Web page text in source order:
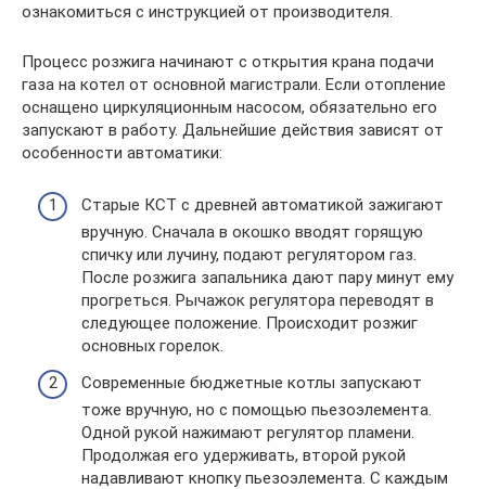
ознакомиться с инструкцией от производителя.
Процесс розжига начинают с открытия крана подачи
газа на котел от основной магистрали. Если отопление
оснащено циркуляционным насосом, обязательно его
запускают в работу. Дальнейшие действия зависят от
особенности автоматики:
Старые КСТ с древней автоматикой зажигают
вручную. Сначала в окошко вводят горящую
спичку или лучину, подают регулятором газ.
После розжига запальника дают пару минут ему
прогреться. Рычажок регулятора переводят в
следующее положение. Происходит розжиг
основных горелок.
Современные бюджетные котлы запускают
тоже вручную, но с помощью пьезоэлемента.
Одной рукой нажимают регулятор пламени.
Продолжая его удерживать, второй рукой
надавливают кнопку пьезоэлемента. С каждым